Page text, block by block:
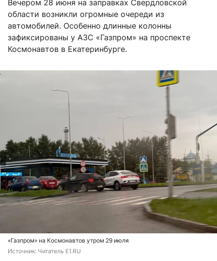
Вечером 28 июня на заправках Свердловской
области возникли огромные очереди из
автомобилей. Особенно длинные колонны
зафиксированы у АЗС «Газпром» на проспекте
Космонавтов в Екатеринбурге.
«Газпром» на Космонавтов утром 29 июля
Источник: Читатель E1.RU